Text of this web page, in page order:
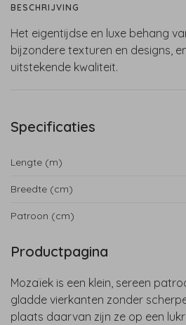
BESCHRIJVING
Het eigentijdse en luxe behang
bijzondere texturen en designs,
uitstekende kwaliteit.
Specificaties
Lengte (m)
Breedte (cm)
Patroon (cm)
Productpagina
Mozaïek is een klein, sereen
gladde vierkanten zonder
plaats daarvan zijn ze op een